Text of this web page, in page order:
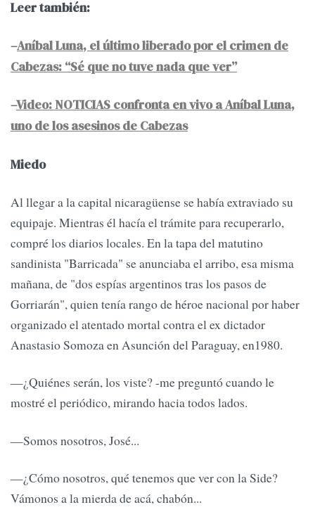
Leer también:
–Aníbal Luna, el último liberado por el crimen de
Cabezas: “Sé que no tuve nada que ver”
–Video: NOTICIAS confronta en vivo a Aníbal Luna,
uno de los asesinos de Cabezas
Miedo
Al llegar a la capital nicaragüense se había extraviado su
equipaje. Mientras él hacía el trámite para recuperarlo,
compré los diarios locales. En la tapa del matutino
sandinista "Barricada" se anunciaba el arribo, esa misma
mañana, de "dos espías argentinos tras los pasos de
Gorriarán", quien tenía rango de héroe nacional por haber
organizado el atentado mortal contra el ex dictador
Anastasio Somoza en Asunción del Paraguay, en1980.
—¿Quiénes serán, los viste? -me preguntó cuando le
mostré el periódico, mirando hacia todos lados.
—Somos nosotros, José...
—¿Cómo nosotros, qué tenemos que ver con la Side?
Vámonos a la mierda de acá, chabón...